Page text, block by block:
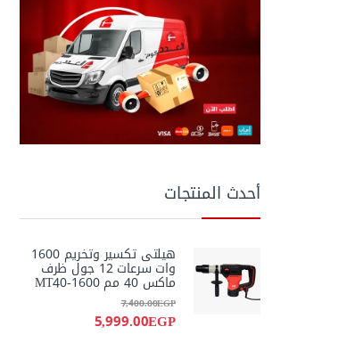
أحدث المنتجات
هيلتى تكسير وتخريم 1600
وات سرعات 12 جول ظرف
ماكس 40 مم MT40-1600
5,999.00EGP
7,400.00EGP